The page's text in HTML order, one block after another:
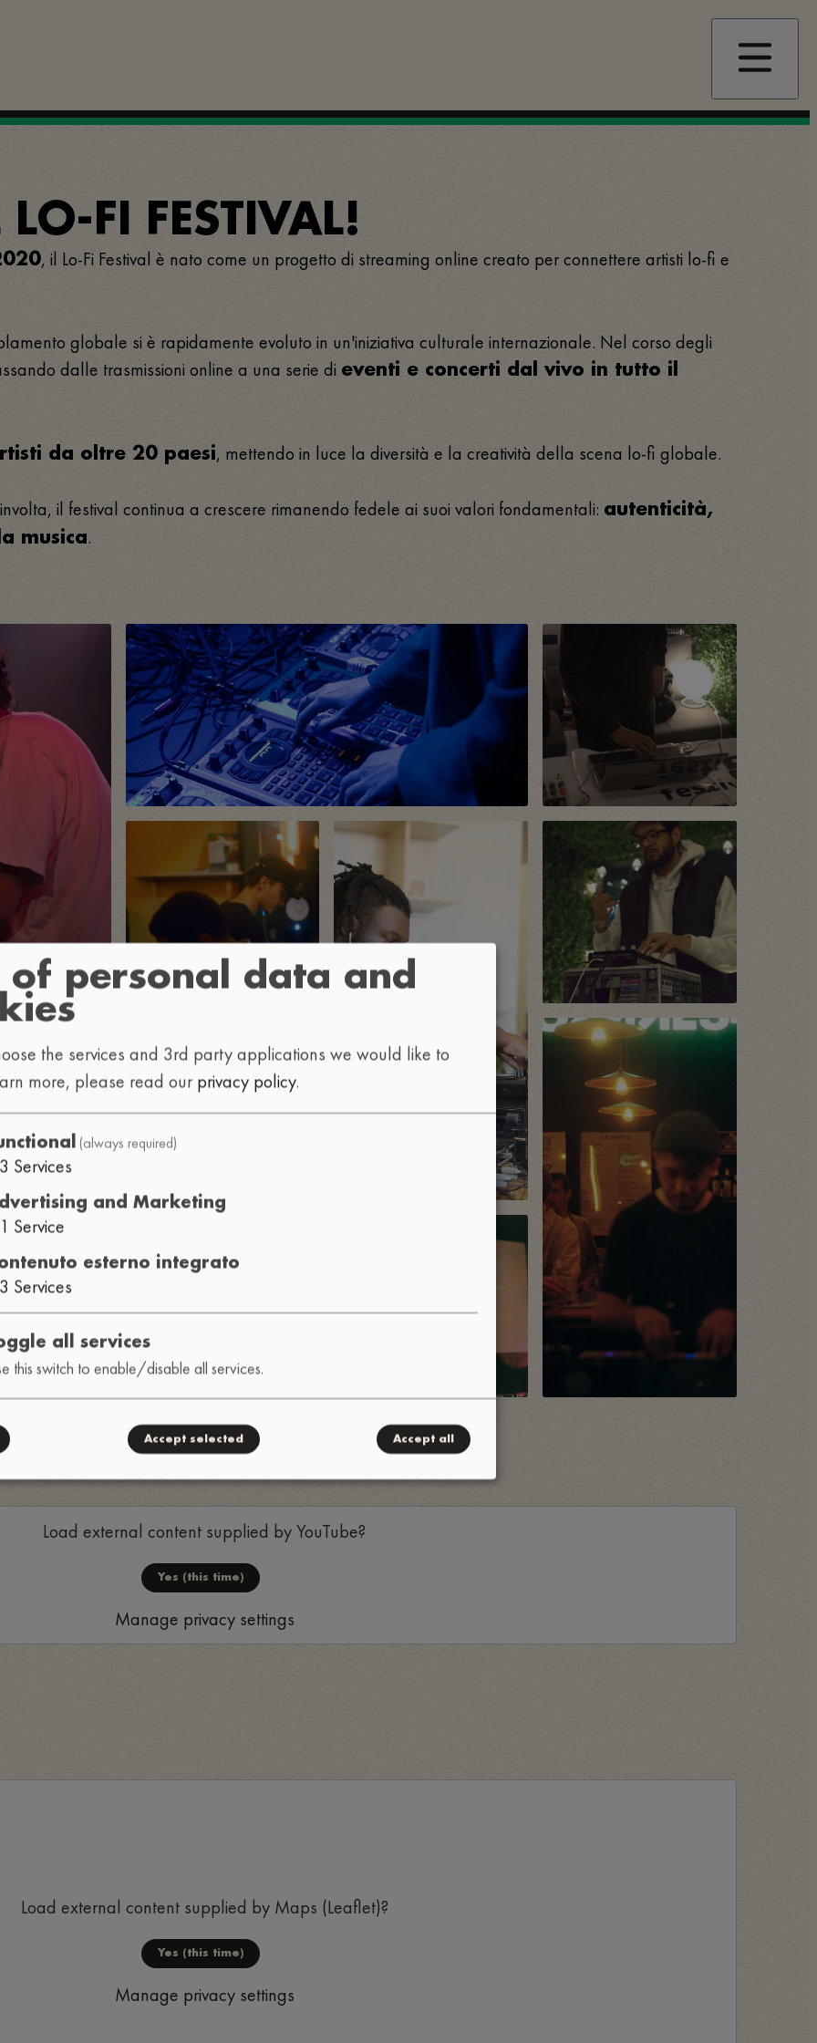
FI FESTIVAL!
, il Lo-Fi Festival è nato come un progetto di streaming online creato per connettere artisti lo-fi e
globale si è rapidamente evoluto in un'iniziativa culturale internazionale. Nel corso degli
dalle trasmissioni online a una serie di eventi e concerti dal vivo in tutto il
da oltre 20 paesi, mettendo in luce la diversità e la creatività della scena lo-fi globale.
il festival continua a crescere rimanendo fedele ai suoi valori fondamentali: autenticità,
musica.
Load external content supplied byYouTube?
Yes (this time)
Manage privacy settings
Load external content supplied by Maps (Leaflet)?
Yes (this time)
Manage privacy settings
of personal data and
the services and 3rd party applications we would like to
more, please read our privacy policy.
(always required)
3 Services
and Marketing
1 Service
esterno integrato
3 Services
all services
this switch to enable/disable all services.
Accept selected Accept all